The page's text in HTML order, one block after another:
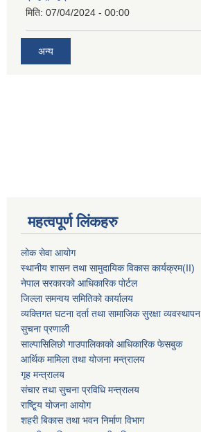
मिति: 07/04/2024 - 00:00
अन्य
महत्वपूर्ण लिंकहरु
लोक सेवा आयोग
स्थानीय शासन तथा सामुदायिक विकास कार्यक्रम(II)
नेपाल सरकारको आधिकारिक पोर्टल
जिल्ला समन्वय समितिको कार्यालय
व्यक्तिगत घटना दर्ता तथा सामाजिक सुरक्षा व्यवस्थापन
सुचना प्रणाली
साल्पासिलिछो गाउपालिकाको आधिकारिक फेसबुक
आर्थिक मामिला तथा योजना मन्त्रालय
गृह मन्त्रालय
संचार तथा सुचना प्रविधि मन्त्रालय
राष्टि्ृय योजना आयोग
शहरी बिकास तथा भवन निर्माण विभाग